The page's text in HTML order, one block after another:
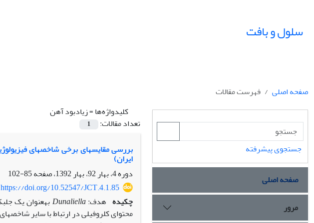
سلول و بافت
صفحه اصلی
فهرست مقالات
کلیدواژه‌ها =زیادبود آهن
تعداد مقالات:
1
ایران)
دوره 4، بهار 92، بهار 1392، صفحه
85-102
https://doi.org/10.52547/JCT.4.1.85
چکیده هدف:Dunaliella
محتوای کلروفیلی در ارتباط با سایر شاخص‎های بیوماس جلبکی، در شرایط متفاوت محیط کشت مطالعه شد.
جستجوی پیشرفته
صفحه اصلی
مرور